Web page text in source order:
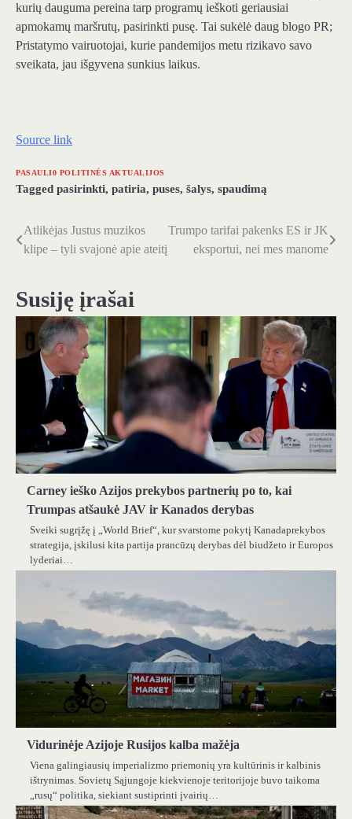
kurių dauguma pereina tarp programų ieškoti geriausiai
apmokamų maršrutų, pasirinkti pusę. Tai sukėlė daug blogo PR;
Pristatymo vairuotojai, kurie pandemijos metu rizikavo savo
sveikata, jau išgyvena sunkius laikus.
Source link
PASAULI0 POLITINĖS AKTUALIJOS
Tagged pasirinkti, patiria, puses, šalys, spaudimą
Navigacija
įrašų
Atlikėjas Justus muzikos
klipe – tyli svajonė apie ateitį
Trumpo tarifai pakenks ES ir JK
eksportui, nei mes manome
Susiję įrašai
Carney ieško Azijos prekybos partnerių po to, kai
Trumpas atšaukė JAV ir Kanados derybas
Sveiki sugrįžę į „World Brief“, kur svarstome pokytį Kanadaprekybos
strategija, įskilusi kita partija prancūzų derybas dėl biudžeto ir Europos
lyderiai…
Vidurinėje Azijoje Rusijos kalba mažėja
Viena galingiausių imperializmo priemonių yra kultūrinis ir kalbinis
ištrynimas. Sovietų Sąjungoje kiekvienoje teritorijoje buvo taikoma
„rusų“ politika, siekiant sustiprinti įvairių…